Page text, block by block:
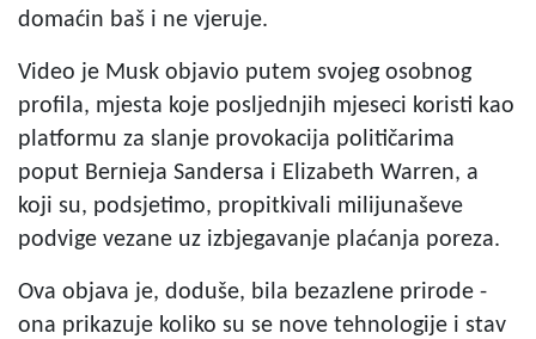
domaćin baš i ne vjeruje.
Video je Musk objavio putem svojeg osobnog
profila, mjesta koje posljednjih mjeseci koristi kao
platformu za slanje provokacija političarima
poput Bernieja Sandersa i Elizabeth Warren, a
koji su, podsjetimo, propitkivali milijunaševe
podvige vezane uz izbjegavanje plaćanja poreza.
Ova objava je, doduše, bila bezazlene prirode -
ona prikazuje koliko su se nove tehnologije i stav